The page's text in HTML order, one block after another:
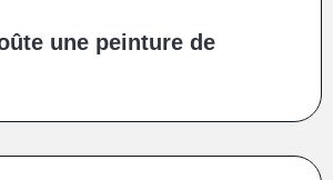
une peinture de